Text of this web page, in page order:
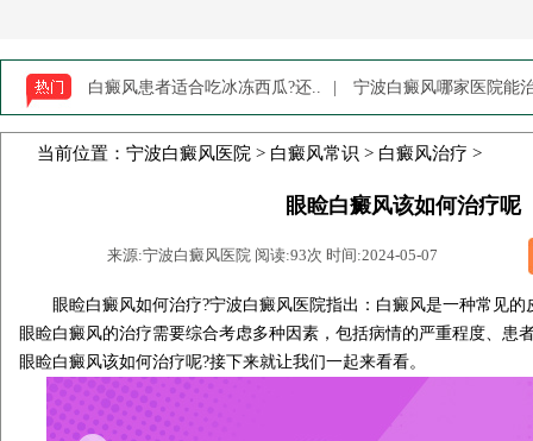
白癜风患者适合吃冰冻西瓜?还.. 宁波白癜风哪家医院能
当前位置： 宁波白癜风医院 > 白癜风常识 > 白癜风治疗 >
眼睑白癜风该如何治疗呢
来源:宁波白癜风医院 阅读:93次 时间:2024-05-07
眼睑白癜风如何治疗?宁波白癜风医院指出：白癜风是一种常见
眼睑白癜风的治疗需要综合考虑多种因素，包括病情的严重程度、患
眼睑白癜风该如何治疗呢?接下来就让我们一起来看看。